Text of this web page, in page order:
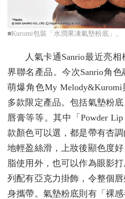
■Kuromi包裝「水潤果凍氣墊粉底」。
人氣卡通Sanrio最近亮
界聯名產品。今次Sanrio角
萌爆角色My
多款限定產品。包括氣墊粉
唇膏等等。其中「Powder
款顏色可以選，都是帶有杏
地輕盈絲滑，上妝後顯色度
脂使用外，也可以作為眼影
列配有亞克力掛飾，令整個
身攜帶。氣墊粉底則有「裸